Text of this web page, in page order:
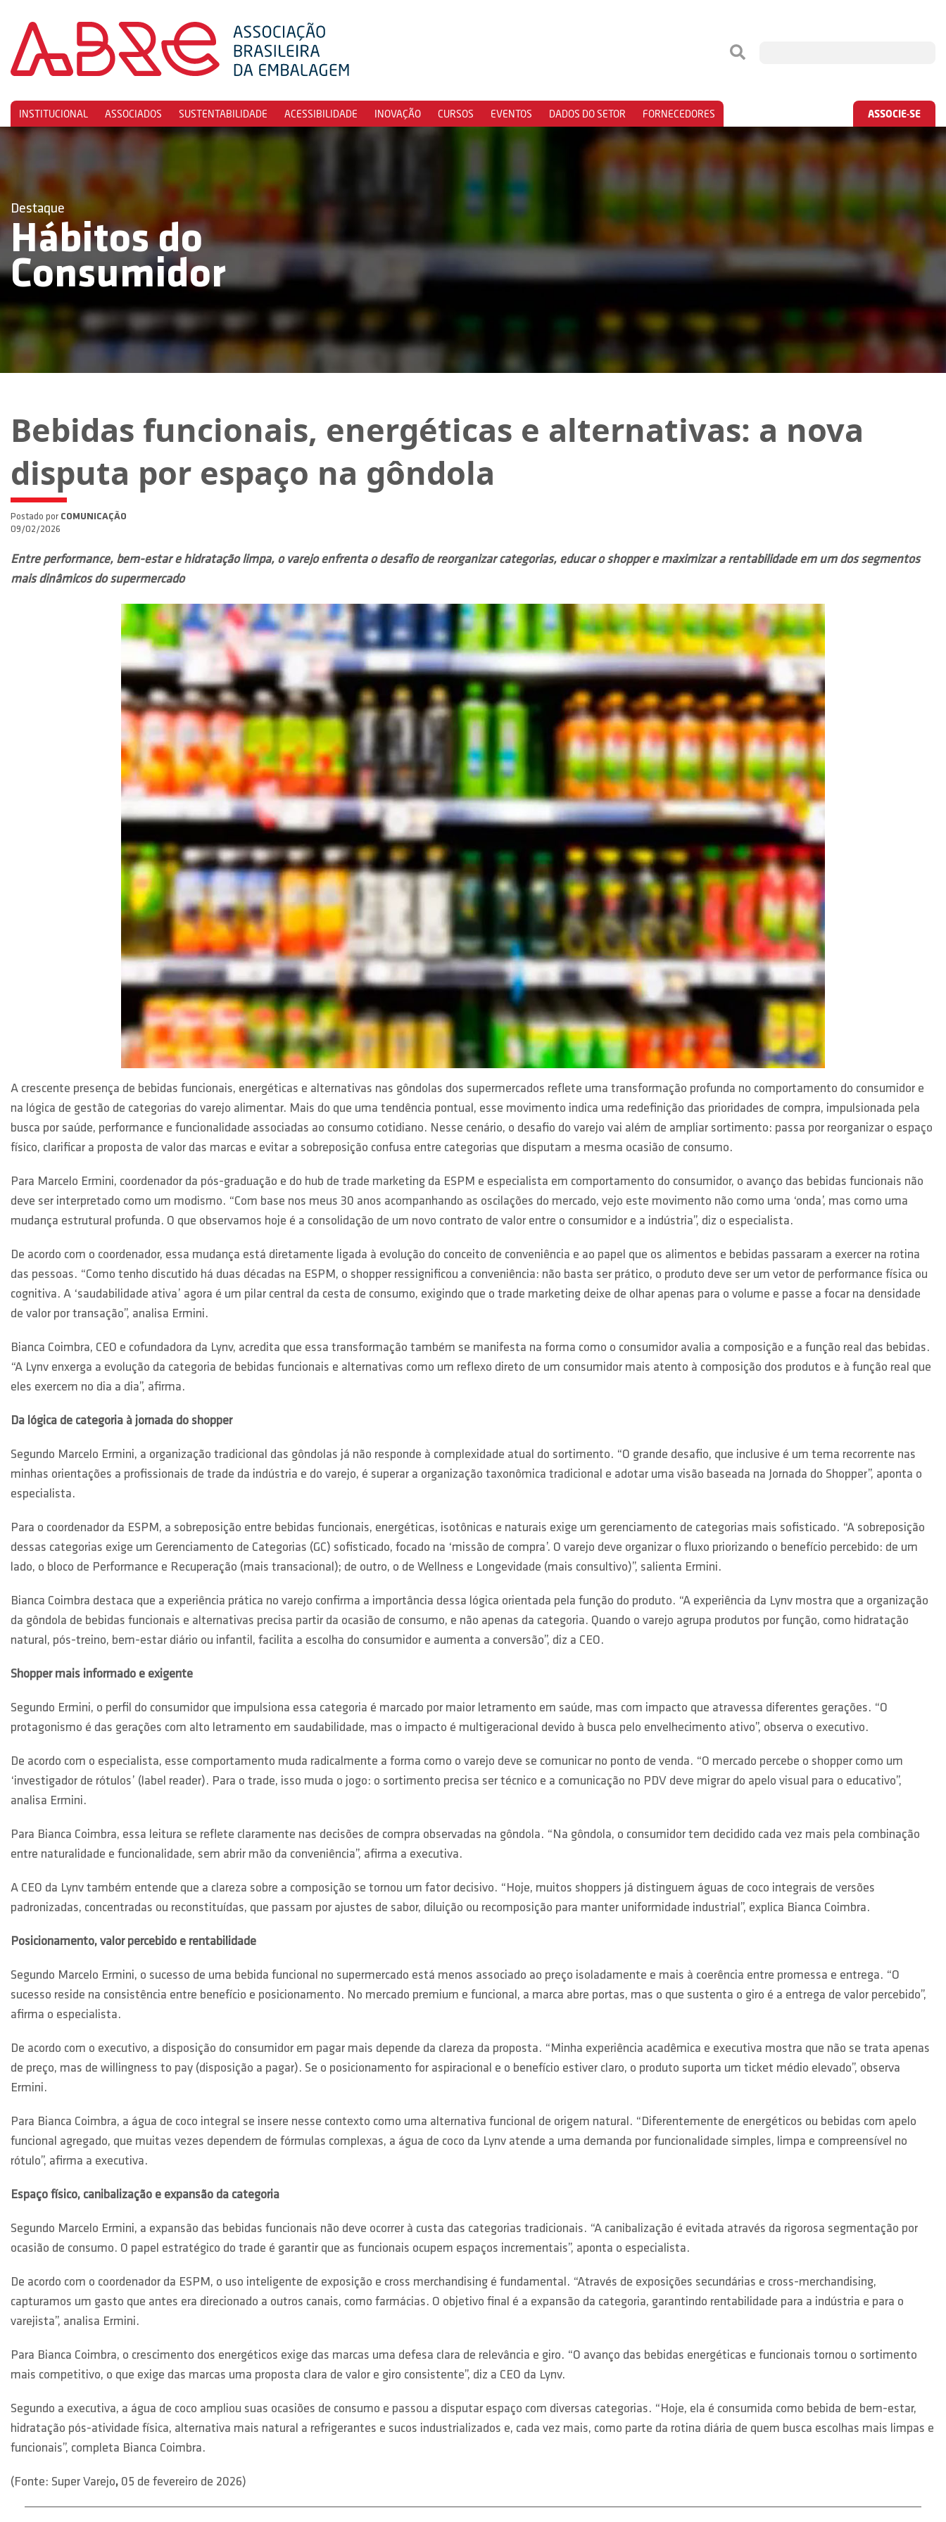
INSTITUCIONAL ASSOCIADOS SUSTENTABILIDADE ACESSIBILIDADE INOVAÇÃO CURSOS EVENTOS DADOS DO SETOR FORNECEDORES ASSOCIE-SE
Destaque
Hábitos do
Consumidor
Bebidas funcionais, energéticas e alternativas: a nova
disputa por espaço na gôndola
Postado por COMUNICAÇÃO
09/02/2026
Entre performance, bem-estar e hidratação limpa, o varejo enfrenta o desafio de reorganizar categorias, educar o shopper e maximizar a rentabilidade em um dos segmentos
mais dinâmicos do supermercado
A crescente presença de bebidas funcionais, energéticas e alternativas nas gôndolas dos supermercados reflete uma transformação profunda no comportamento do consumidor e
na lógica de gestão de categorias do varejo alimentar. Mais do que uma tendência pontual, esse movimento indica uma redefinição das prioridades de compra, impulsionada pela
busca por saúde, performance e funcionalidade associadas ao consumo cotidiano. Nesse cenário, o desafio do varejo vai além de ampliar sortimento: passa por reorganizar o espaço
físico, clarificar a proposta de valor das marcas e evitar a sobreposição confusa entre categorias que disputam a mesma ocasião de consumo.
Para Marcelo Ermini, coordenador da pós-graduação e do hub de trade marketing da ESPM e especialista em comportamento do consumidor, o avanço das bebidas funcionais não
deve ser interpretado como um modismo. “Com base nos meus 30 anos acompanhando as oscilações do mercado, vejo este movimento não como uma ‘onda’, mas como uma
mudança estrutural profunda. O que observamos hoje é a consolidação de um novo contrato de valor entre o consumidor e a indústria”, diz o especialista.
De acordo com o coordenador, essa mudança está diretamente ligada à evolução do conceito de conveniência e ao papel que os alimentos e bebidas passaram a exercer na rotina
das pessoas. “Como tenho discutido há duas décadas na ESPM, o shopper ressignificou a conveniência: não basta ser prático, o produto deve ser um vetor de performance física ou
cognitiva. A ‘saudabilidade ativa’ agora é um pilar central da cesta de consumo, exigindo que o trade marketing deixe de olhar apenas para o volume e passe a focar na densidade
de valor por transação”, analisa Ermini.
Bianca Coimbra, CEO e cofundadora da Lynv, acredita que essa transformação também se manifesta na forma como o consumidor avalia a composição e a função real das bebidas.
“A Lynv enxerga a evolução da categoria de bebidas funcionais e alternativas como um reflexo direto de um consumidor mais atento à composição dos produtos e à função real que
eles exercem no dia a dia”, afirma.
Da lógica de categoria à jornada do shopper
Segundo Marcelo Ermini, a organização tradicional das gôndolas já não responde à complexidade atual do sortimento. “O grande desafio, que inclusive é um tema recorrente nas
minhas orientações a profissionais de trade da indústria e do varejo, é superar a organização taxonômica tradicional e adotar uma visão baseada na Jornada do Shopper”, aponta o
especialista.
Para o coordenador da ESPM, a sobreposição entre bebidas funcionais, energéticas, isotônicas e naturais exige um gerenciamento de categorias mais sofisticado. “A sobreposição
dessas categorias exige um Gerenciamento de Categorias (GC) sofisticado, focado na ‘missão de compra’. O varejo deve organizar o fluxo priorizando o benefício percebido: de um
lado, o bloco de Performance e Recuperação (mais transacional); de outro, o de Wellness e Longevidade (mais consultivo)”, salienta Ermini.
Bianca Coimbra destaca que a experiência prática no varejo confirma a importância dessa lógica orientada pela função do produto. “A experiência da Lynv mostra que a organização
da gôndola de bebidas funcionais e alternativas precisa partir da ocasião de consumo, e não apenas da categoria. Quando o varejo agrupa produtos por função, como hidratação
natural, pós-treino, bem-estar diário ou infantil, facilita a escolha do consumidor e aumenta a conversão”, diz a CEO.
Shopper mais informado e exigente
Segundo Ermini, o perfil do consumidor que impulsiona essa categoria é marcado por maior letramento em saúde, mas com impacto que atravessa diferentes gerações. “O
protagonismo é das gerações com alto letramento em saudabilidade, mas o impacto é multigeracional devido à busca pelo envelhecimento ativo”, observa o executivo.
De acordo com o especialista, esse comportamento muda radicalmente a forma como o varejo deve se comunicar no ponto de venda. “O mercado percebe o shopper como um
‘investigador de rótulos’ (label reader). Para o trade, isso muda o jogo: o sortimento precisa ser técnico e a comunicação no PDV deve migrar do apelo visual para o educativo”,
analisa Ermini.
Para Bianca Coimbra, essa leitura se reflete claramente nas decisões de compra observadas na gôndola. “Na gôndola, o consumidor tem decidido cada vez mais pela combinação
entre naturalidade e funcionalidade, sem abrir mão da conveniência”, afirma a executiva.
A CEO da Lynv também entende que a clareza sobre a composição se tornou um fator decisivo. “Hoje, muitos shoppers já distinguem águas de coco integrais de versões
padronizadas, concentradas ou reconstituídas, que passam por ajustes de sabor, diluição ou recomposição para manter uniformidade industrial”, explica Bianca Coimbra.
Posicionamento, valor percebido e rentabilidade
Segundo Marcelo Ermini, o sucesso de uma bebida funcional no supermercado está menos associado ao preço isoladamente e mais à coerência entre promessa e entrega. “O
sucesso reside na consistência entre benefício e posicionamento. No mercado premium e funcional, a marca abre portas, mas o que sustenta o giro é a entrega de valor percebido”,
afirma o especialista.
De acordo com o executivo, a disposição do consumidor em pagar mais depende da clareza da proposta. “Minha experiência acadêmica e executiva mostra que não se trata apenas
de preço, mas de willingness to pay (disposição a pagar). Se o posicionamento for aspiracional e o benefício estiver claro, o produto suporta um ticket médio elevado”, observa
Ermini.
Para Bianca Coimbra, a água de coco integral se insere nesse contexto como uma alternativa funcional de origem natural. “Diferentemente de energéticos ou bebidas com apelo
funcional agregado, que muitas vezes dependem de fórmulas complexas, a água de coco da Lynv atende a uma demanda por funcionalidade simples, limpa e compreensível no
rótulo”, afirma a executiva.
Espaço físico, canibalização e expansão da categoria
Segundo Marcelo Ermini, a expansão das bebidas funcionais não deve ocorrer à custa das categorias tradicionais. “A canibalização é evitada através da rigorosa segmentação por
ocasião de consumo. O papel estratégico do trade é garantir que as funcionais ocupem espaços incrementais”, aponta o especialista.
De acordo com o coordenador da ESPM, o uso inteligente de exposição e cross merchandising é fundamental. “Através de exposições secundárias e cross-merchandising,
capturamos um gasto que antes era direcionado a outros canais, como farmácias. O objetivo final é a expansão da categoria, garantindo rentabilidade para a indústria e para o
varejista”, analisa Ermini.
Para Bianca Coimbra, o crescimento dos energéticos exige das marcas uma defesa clara de relevância e giro. “O avanço das bebidas energéticas e funcionais tornou o sortimento
mais competitivo, o que exige das marcas uma proposta clara de valor e giro consistente”, diz a CEO da Lynv.
Segundo a executiva, a água de coco ampliou suas ocasiões de consumo e passou a disputar espaço com diversas categorias. “Hoje, ela é consumida como bebida de bem-estar,
hidratação pós-atividade física, alternativa mais natural a refrigerantes e sucos industrializados e, cada vez mais, como parte da rotina diária de quem busca escolhas mais limpas e
funcionais”, completa Bianca Coimbra.
(Fonte: Super Varejo, 05 de fevereiro de 2026)